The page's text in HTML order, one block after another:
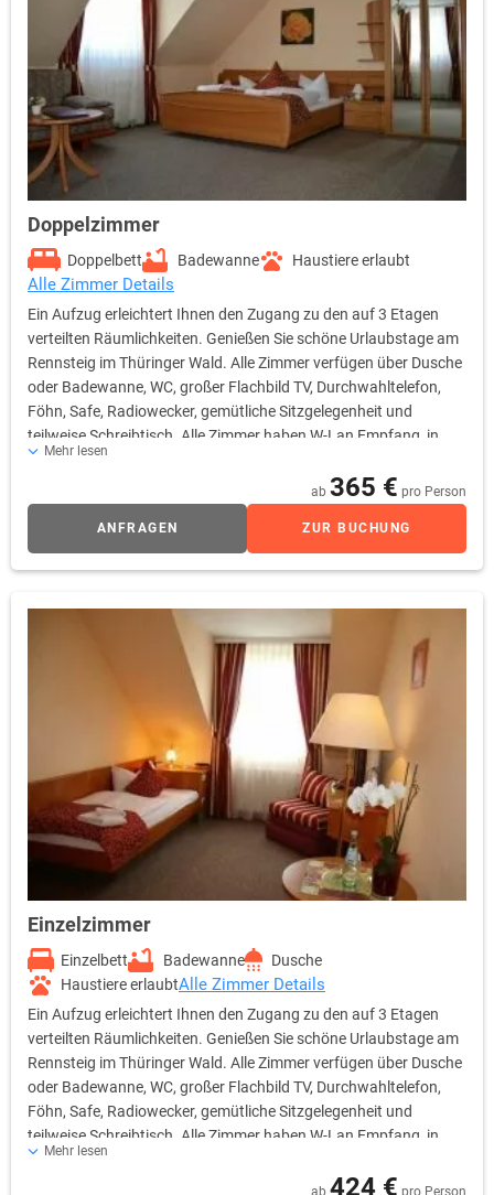
Doppelzimmer
Doppelbett Badewanne Haustiere erlaubt
Alle Zimmer Details
Ein Aufzug erleichtert Ihnen den Zugang zu den auf 3 Etagen
verteilten Räumlichkeiten. Genießen Sie schöne Urlaubstage am
Rennsteig im Thüringer Wald. Alle Zimmer verfügen über Dusche
oder Badewanne, WC, großer Flachbild TV, Durchwahltelefon,
Föhn, Safe, Radiowecker, gemütliche Sitzgelegenheit und
teilweise Schreibtisch. Alle Zimmer haben W-Lan Empfang, in
einigen stehen Ihnen die hoteleigenen Tablets zur Verfügung.
Mehr lesen
ab 365 € pro Person
ANFRAGEN ZUR BUCHUNG
Einzelzimmer
Einzelbett Badewanne
Dusche
Haustiere erlaubtAlle Zimmer Details
Ein Aufzug erleichtert Ihnen den Zugang zu den auf 3 Etagen
verteilten Räumlichkeiten. Genießen Sie schöne Urlaubstage am
Rennsteig im Thüringer Wald. Alle Zimmer verfügen über Dusche
oder Badewanne, WC, großer Flachbild TV, Durchwahltelefon,
Föhn, Safe, Radiowecker, gemütliche Sitzgelegenheit und
teilweise Schreibtisch. Alle Zimmer haben W-Lan Empfang, in
einigen stehen Ihnen die hoteleigenen Tablets zur Verfügung.
Mehr lesen
ab 424 € pro Person